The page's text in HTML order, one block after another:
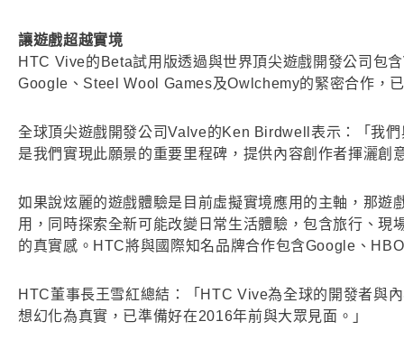
讓遊戲超越實境
HTC Vive的Beta試用版透過與世界頂尖遊戲開發公司包
Google、Steel Wool Games及Owlchemy的緊密合作，
全球頂尖遊戲開發公司Valve的Ken Birdwell表示：「我
是我們實現此願景的重要里程碑，提供內容創作者揮灑創
如果說炫麗的遊戲體驗是目前虛擬實境應用的主軸，那
用，同時探索全新可能改變日常生活體驗，包含旅行、
的真實感。HTC將與國際知名品牌合作包含Google、
HTC董事長王雪紅總結：「HTC Vive為全球的開發者與
想幻化為真實，已準備好在2016年前與大眾見面。」